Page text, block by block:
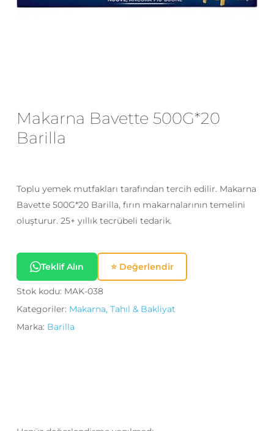
Makarna Bavette 500G*20
Barilla
Toplu yemek mutfakları tarafından tercih edilir. Makarna
Bavette 500G*20 Barilla, fırın makarnalarının temelini
oluşturur. 25+ yıllık tecrübeli tedarik.
Teklif Alın ⭐ Değerlendir
Stok kodu: MAK-038
Kategoriler: Makarna, Tahıl & Bakliyat
Marka: Barilla
ve site adresim bu tarayıcıya